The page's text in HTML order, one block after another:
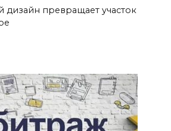
превращает участок